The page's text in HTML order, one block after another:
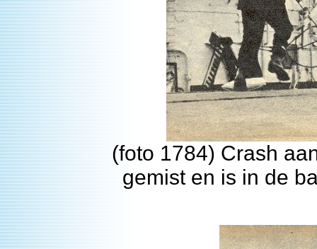
(foto 1784) Crash
gemist en is in de